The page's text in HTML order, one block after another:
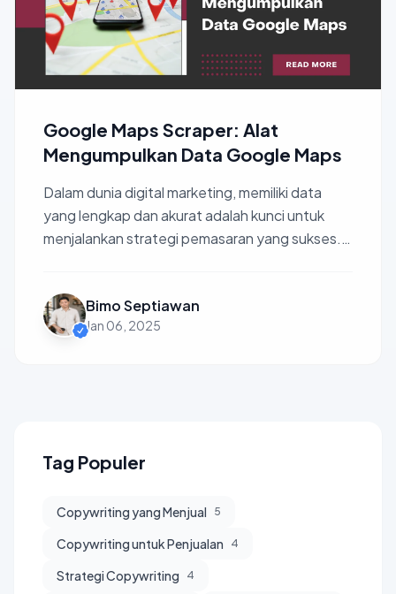
Google Maps Scraper: Alat
Mengumpulkan Data Google Maps
Dalam dunia digital marketing, memiliki data
yang lengkap dan akurat adalah kunci untuk
menjalankan strategi pemasaran yang sukses.
Bimo Septiawan
Jan 06, 2025
Tag Populer
Copywriting yang Menjual 5
Copywriting untuk Penjualan 4
Strategi Copywriting 4